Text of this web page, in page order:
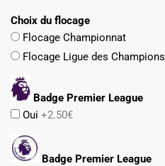
Choix du flocage
Flocage Championnat
Flocage Ligue des Champions
Badge Premier League
Oui +2.50€
Badge Premier League